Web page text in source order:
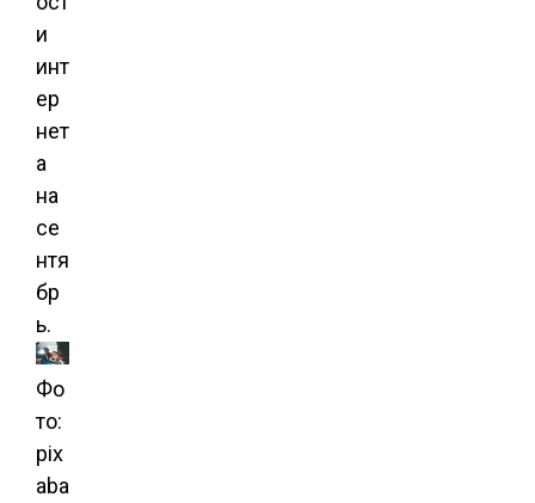
и
инт
ер
нет
а
на
се
нтя
бр
ь.
Фо
то:
pix
aba